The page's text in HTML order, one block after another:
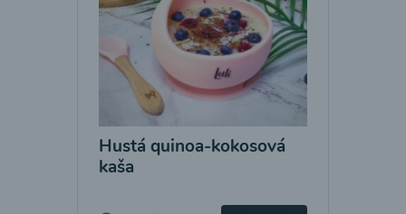
Hustá quinoa-kokosová
kaša